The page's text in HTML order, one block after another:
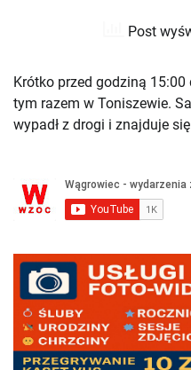
Post
Krótko przed godziną
tym razem w Toniszewie.
wypadł z drogi i znajduje